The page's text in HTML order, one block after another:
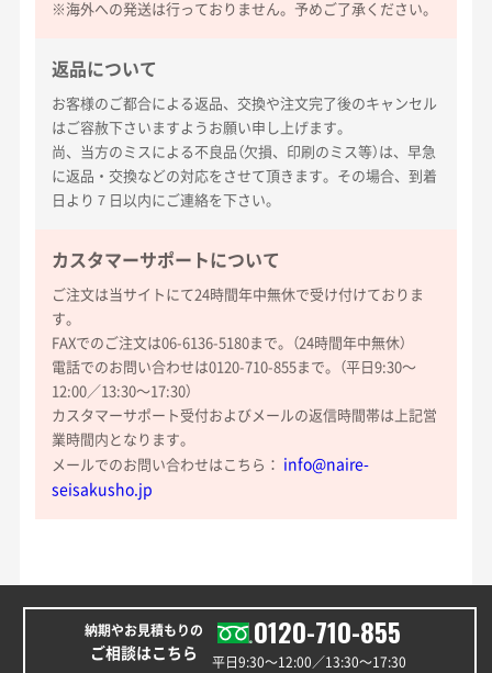
※海外への発送は行っておりません。予めご了承ください。
返品について
お客様のご都合による返品、交換や注文完了後のキャンセル
はご容赦下さいますようお願い申し上げます。
尚、当方のミスによる不良品（欠損、印刷のミス等）は、早急
に返品・交換などの対応をさせて頂きます。その場合、到着
日より７日以内にご連絡を下さい。
カスタマーサポートについて
ご注文は当サイトにて24時間年中無休で受け付けておりま
す。
FAXでのご注文は06-6136-5180まで。（24時間年中無休）
電話でのお問い合わせは0120-710-855まで。（平日9:30〜
12:00／13:30〜17:30）
カスタマーサポート受付およびメールの返信時間帯は上記営
業時間内となります。
メールでのお問い合わせはこちら： info@naire-
seisakusho.jp
納期やお見積もりの
ご相談はこちら
0120-710-855
平日9:30〜12:00／13:30〜17:30